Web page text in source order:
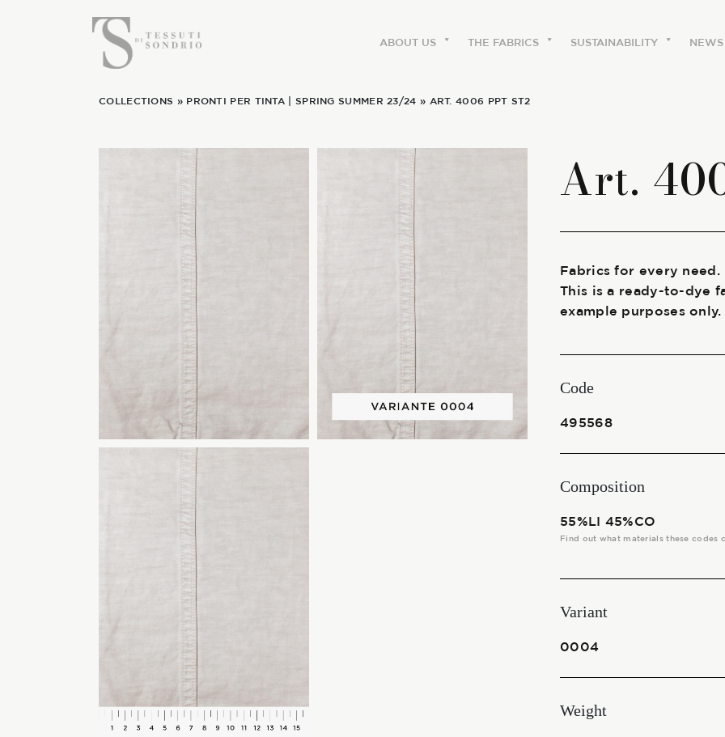
ABOUT US THE FABRICS SUSTAINABILITY NEWS
COLLECTIONS » PRONTI PER TINTA SPRING SUMMER 23/24 » ART. 4006 PPT ST2
Art.
Fabrics for every
This is a ready-to-dye
example purposes only.
Code
495568
Composition
55%LI 45%CO
Find out what materials these codes
Variant
0004
Weight
The labels
Our history
Work with us
Share our fabrics
The season Fall/Winter
The season Spring/Summer
bunch
The characteristics
Heart for Earth
UpCycle
Certifications